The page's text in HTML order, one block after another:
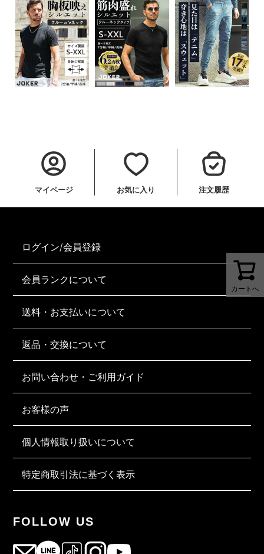
カートへ
マイページ お気に入り 注文履歴
ログイン/会員登録
会員ランクについて
送料・お支払いについて
返品・交換について
お問い合わせ・ご利用ガイド
お客様の声
個人情報取り扱いについて
特定商取引法に基づく表示
FOLLOW US